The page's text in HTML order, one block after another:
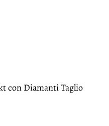
con Diamanti Taglio